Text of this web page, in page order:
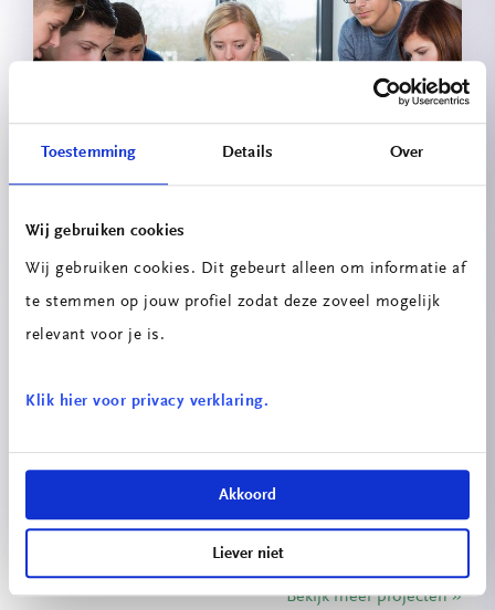
Toestemming Details Over
Wij gebruiken cookies
Wij gebruiken cookies. Dit gebeurt alleen om informatie af
te stemmen op jouw profiel zodat deze zoveel mogelijk
relevant voor je is.
Klik hier voor privacy verklaring.
Akkoord
Liever niet
Bekijk meer projecten